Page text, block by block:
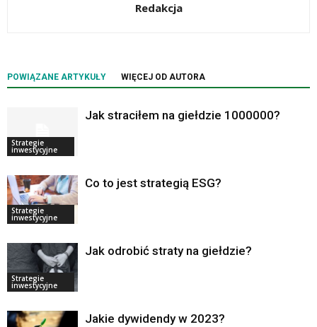
Redakcja
POWIĄZANE ARTYKUŁY WIĘCEJ OD AUTORA
Strategie
inwestycyjne
Jak straciłem na giełdzie 1000000?
Strategie
inwestycyjne
Co to jest strategią ESG?
Strategie
inwestycyjne
Jak odrobić straty na giełdzie?
Jakie dywidendy w 2023?